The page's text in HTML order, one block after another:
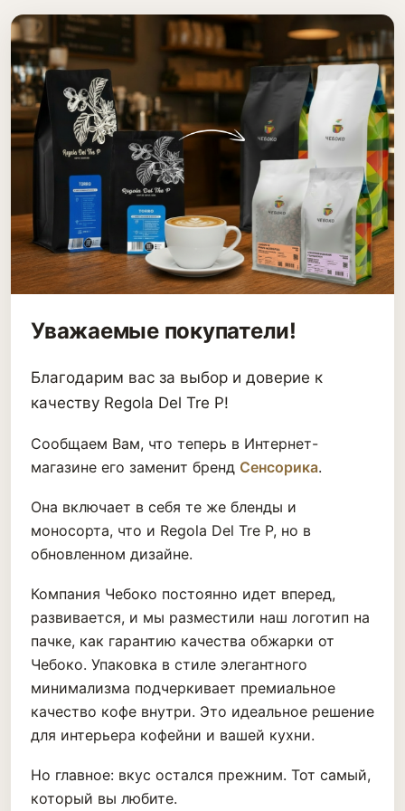
Уважаемые покупатели!
Благодарим вас за выбор и доверие к
качеству Regola Del Tre P!
Сообщаем Вам, что теперь в Интернет-
магазине его заменит бренд Сенсорика.
Она включает в себя те же бленды и
моносорта, что и Regola Del Tre P, но в
обновленном дизайне.
Компания Чебоко постоянно идет вперед,
развивается, и мы разместили наш логотип на
пачке, как гарантию качества обжарки от
Чебоко. Упаковка в стиле элегантного
минимализма подчеркивает премиальное
качество кофе внутри. Это идеальное решение
для интерьера кофейни и вашей кухни.
Но главное: вкус остался прежним. Тот самый,
который вы любите.